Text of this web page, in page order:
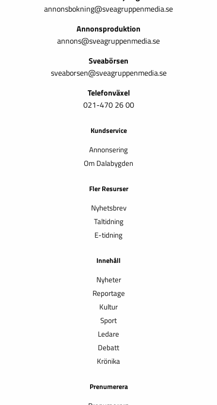
annonsbokning@sveagruppenmedia.se
Annonsproduktion
annons@sveagruppenmedia.se
Sveabörsen
sveaborsen@sveagruppenmedia.se
Telefonväxel
021-470 26 00
Kundservice
Annonsering
Om Dalabygden
Fler Resurser
Nyhetsbrev
Taltidning
E-tidning
Innehåll
Nyheter
Reportage
Kultur
Sport
Ledare
Debatt
Krönika
Prenumerera